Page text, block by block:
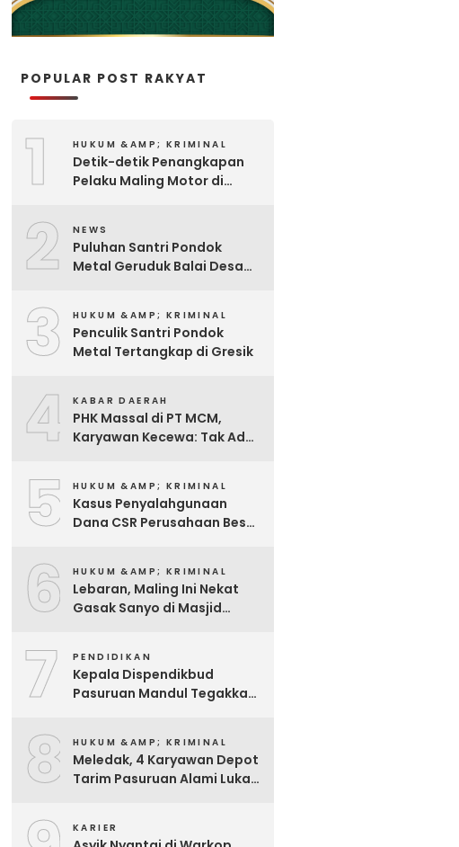
POPULAR POST RAKYAT
1 HUKUM &AMP; KRIMINAL
Detik-detik Penangkapan
Pelaku Maling Motor di
2 NEWS
Puluhan Santri Pondok
Metal Geruduk Balai Desa
3 HUKUM &AMP; KRIMINAL
Penculik Santri Pondok
Metal Tertangkap di Gresik
4 KABAR DAERAH
PHK Massal di PT MCM,
Karyawan Kecewa: Tak Ada
5 HUKUM &AMP; KRIMINAL
Kasus Penyalahgunaan
Dana CSR Perusahaan Besar
6 HUKUM &AMP; KRIMINAL
Lebaran, Maling Ini Nekat
Gasak Sanyo di Masjid
7 PENDIDIKAN
Kepala Dispendikbud
Pasuruan Mandul Tegakkan
8 HUKUM &AMP; KRIMINAL
Meledak, 4 Karyawan Depot
Tarim Pasuruan Alami Luka
KARIER